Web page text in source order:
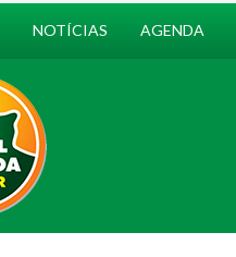
NOTÍCIAS AGENDA